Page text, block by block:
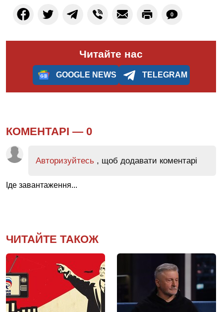
0
Читайте нас
GOOGLE NEWS TELEGRAM
КОМЕНТАРІ — 0
Авторизуйтесь , щоб додавати коментарі
Іде завантаження...
ЧИТАЙТЕ ТАКОЖ